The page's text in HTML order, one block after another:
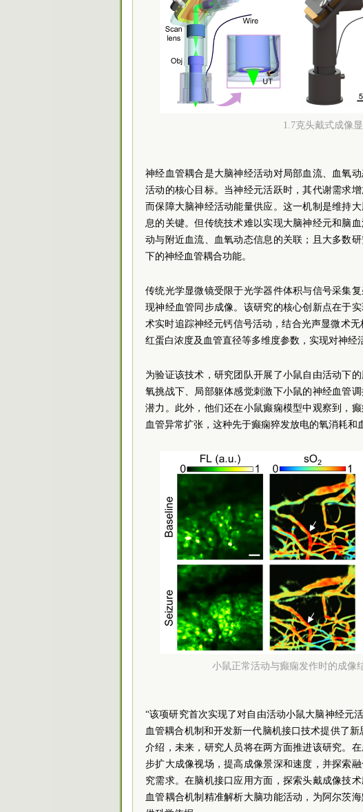
1.7克头戴式成像
神经血管耦合是大脑神经活动对局部血流、血氧
活动的核心目标。当神经元活跃时，其代谢需求
而保障大脑神经活动能量供应。这一机制是维持
息的关键。但传统技术难以实现大脑神经元和脑
动与附近血流、血氧动态信息的关联；且大多数
下的神经血管耦合功能。
传统光学显微镜受限于光学器件体积与信号采集
现神经血管同步成像。该研究的核心创新点在于
术实时追踪神经元钙信号活动，结合光声显微术
红蛋白浓度及血管直径等多维度参数，实现对神经
为验证该技术，研究团队开展了小鼠自由活动下
氧挑战下、局部躯体感觉刺激下小鼠的神经血管
潜力。此外，他们还在小鼠癫痫模型中观察到，
血管异常扩张，这种先于癫痫猝发放电的氧消耗和
小鼠正常活动与癫痫发作时的成像
“该项研究首次实现了对自由活动小鼠大脑神经元
血管耦合机制和开发新一代脑机接口技术提供了
介绍，未来，研究人员将在两方面推进该研究。
步扩大成像视场，提高成像景深和速度，并探索
究需求。在脑机接口应用方面，探索头戴成像技
血管耦合机制精准解析大脑功能活动，为阿尔茨